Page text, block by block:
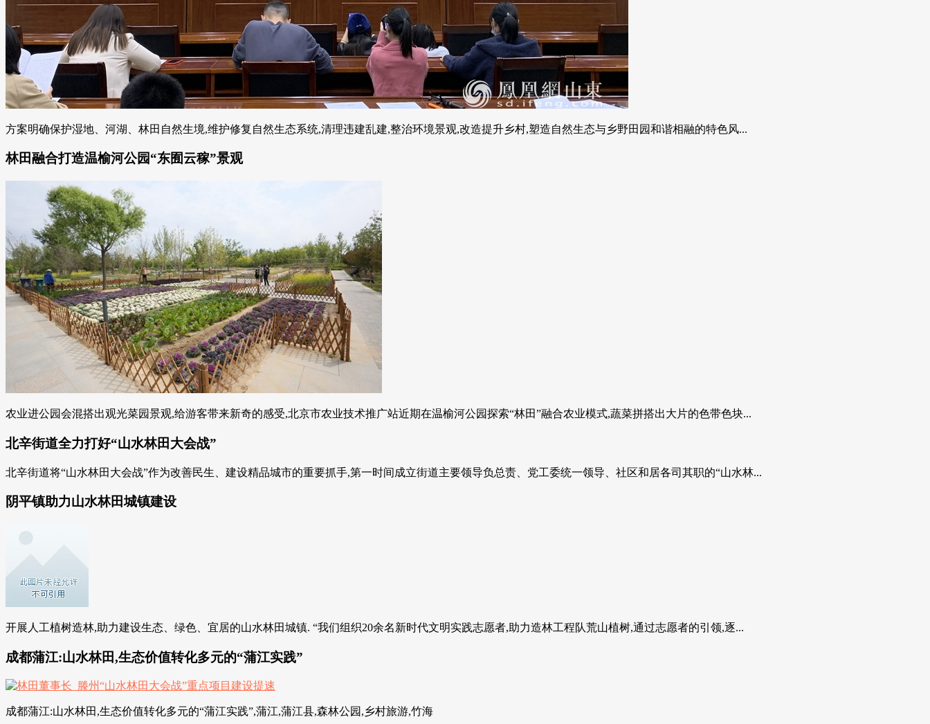
方案明确保护湿地、河湖、林田自然生境,维护修复自然生态系统,清理违建乱建,整治环境景观,改造提升乡村,塑造自然生态与乡野田园和谐相融的特色风...
林田融合打造温榆河公园“东囿云稼”景观
农业进公园会混搭出观光菜园景观,给游客带来新奇的感受,北京市农业技术推广站近期在温榆河公园探索“林田”融合农业模式,蔬菜拼搭出大片的色带色块...
北辛街道全力打好“山水林田大会战”
北辛街道将“山水林田大会战”作为改善民生、建设精品城市的重要抓手,第一时间成立街道主要领导负总责、党工委统一领导、社区和居各司其职的“山水林...
阴平镇助力山水林田城镇建设
开展人工植树造林,助力建设生态、绿色、宜居的山水林田城镇. “我们组织20余名新时代文明实践志愿者,助力造林工程队荒山植树,通过志愿者的引领,逐...
成都蒲江:山水林田,生态价值转化多元的“蒲江实践”
成都蒲江:山水林田,生态价值转化多元的“蒲江实践”,蒲江,蒲江县,森林公园,乡村旅游,竹海